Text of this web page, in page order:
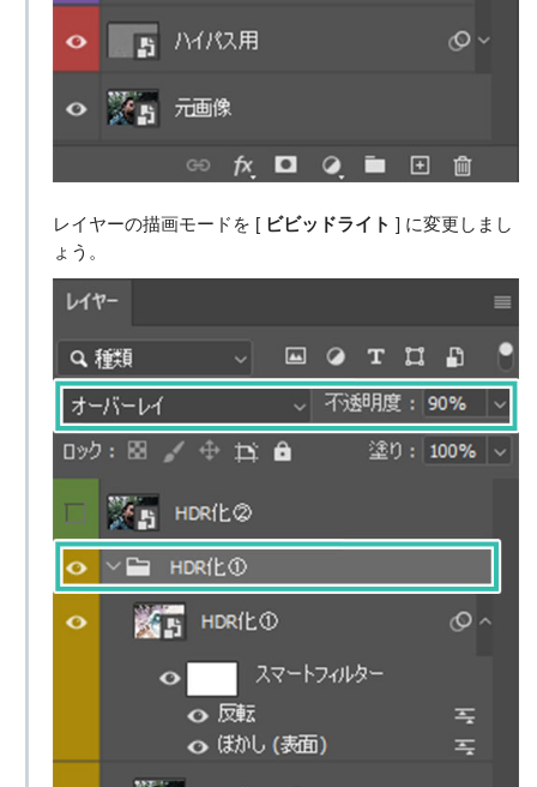
レイヤーの描画モードを [ ビビッドライト ] に変更しまし
ょう。